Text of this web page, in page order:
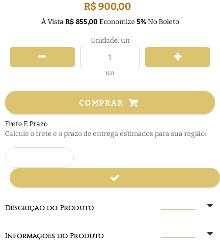
R$ 900,00
À VistaR$ 855,00Economize 5%No Boleto
Unidade: un
un
COMPRAR
Frete E Prazo
Calcule o frete e o prazo de entrega estimados para sua região:
Descrição do Produto
Informações do Produto